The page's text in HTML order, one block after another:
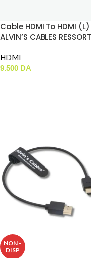
Cable HDMI To HDMI (L)
ALVIN’S CABLES RESSORT
HDMI
9.500 DA
NON -
DISP